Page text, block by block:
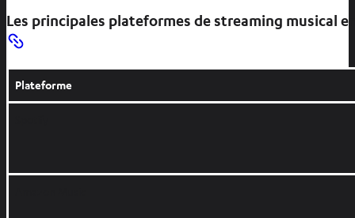
Les principales plateformes de streaming musical
Plateforme